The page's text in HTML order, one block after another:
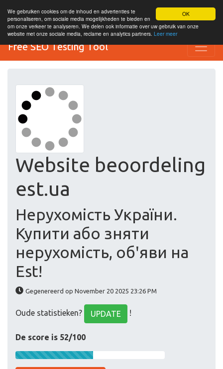
OK
We gebruiken cookies om de inhoud en advertenties te
personaliseren, om sociale media mogelijkheden te bieden en
om onze verkeer te analyseren. We delen ook informatie over uw gebruik van onze
website met onze sociale media, reclame en analytics partners. Leer meer
Free SEO Testing Tool
Website beoordeling
est.ua
Нерухомість України.
Купити або зняти
нерухомість, обʹяви на
Est!
Gegenereerd op November 20 2025 23:26 PM
Oude statistieken? UPDATE !
De score is 52/100